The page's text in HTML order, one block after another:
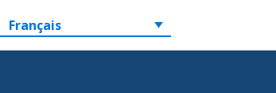
Français